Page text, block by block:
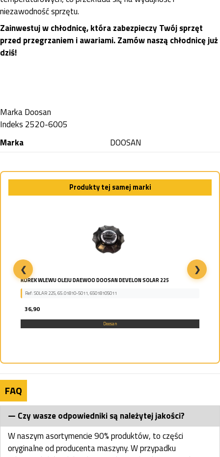
niezawodność sprzętu.
Zainwestuj w chłodnicę, która zabezpieczy Twój sprzęt
przed przegrzaniem i awariami. Zamów naszą chłodnicę już
dziś!
MarkaDoosan
Indeks 2520-6005
Marka
DOOSAN
Produkty tej samej marki
KOREK WLEWU OLEJU DAEWOO DOOSAN DEVELON SOLAR 225
Ref: SOLAR 225, 65.01810-5011, 65018105011
36,90
Doosan
❮ ❯
FAQ
Czy wasze odpowiedniki są należytej jakości?
W naszym asortymencie 90% produktów, to części
oryginalne od producenta maszyny. W przypadku